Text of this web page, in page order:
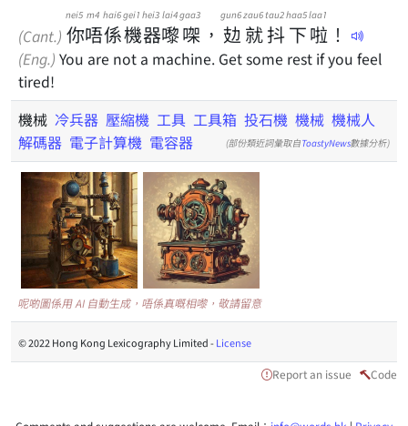
(Cant.) 你
nei5
唔
m4
係
hai6
機
gei1
器
hei3
嚟
lai4
㗎
gaa3
， 攰
gun6
就
zau6
抖
tau2
下
haa5
啦
laa1
！
(Eng.) You are not a machine. Get some rest if you feel
tired!
機械 冷兵器 壓縮機 工具 工具箱 投石機 機械 機械人
解碼器 電子計算機 電容器 (部份類近詞彙取自ToastyNews數據分析)
呢啲圖係用 AI 自動生成，唔係真嘅相嚟，敬請留意
© 2022 Hong Kong Lexicography Limited -License
Report an issue Code